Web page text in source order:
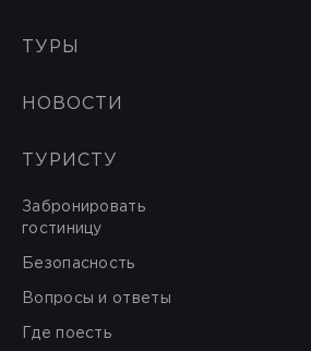
ТУРЫ
НОВОСТИ
ТУРИСТУ
Забронировать
гостиницу
Безопасность
Вопросы и ответы
Где поесть